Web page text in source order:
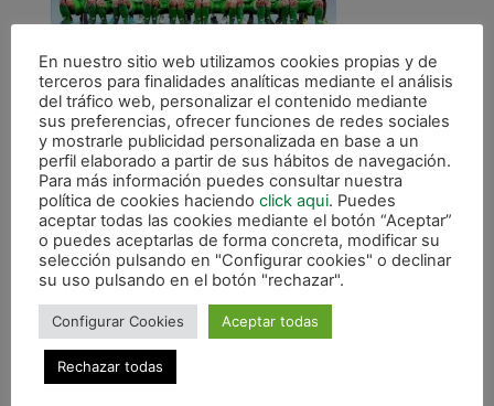
ANTERIOR
Regresa la liga al Anaitasuna con un partido de muchos alicientes
CALENDARIO DE LIGA
En nuestro sitio web utilizamos cookies propias y de
terceros para finalidades analíticas mediante el análisis
del tráfico web, personalizar el contenido mediante
sus preferencias, ofrecer funciones de redes sociales
y mostrarle publicidad personalizada en base a un
perfil elaborado a partir de sus hábitos de navegación.
Para más información puedes consultar nuestra
política de cookies haciendo click aqui. Puedes
aceptar todas las cookies mediante el botón “Aceptar”
o puedes aceptarlas de forma concreta, modificar su
selección pulsando en "Configurar cookies" o declinar
su uso pulsando en el botón "rechazar".
Configurar Cookies Aceptar todas
Rechazar todas